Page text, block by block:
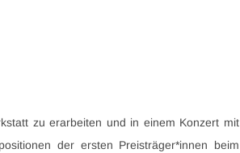
zu erarbeiten und in einem Konzert mit
der ersten Preisträger*innen beim